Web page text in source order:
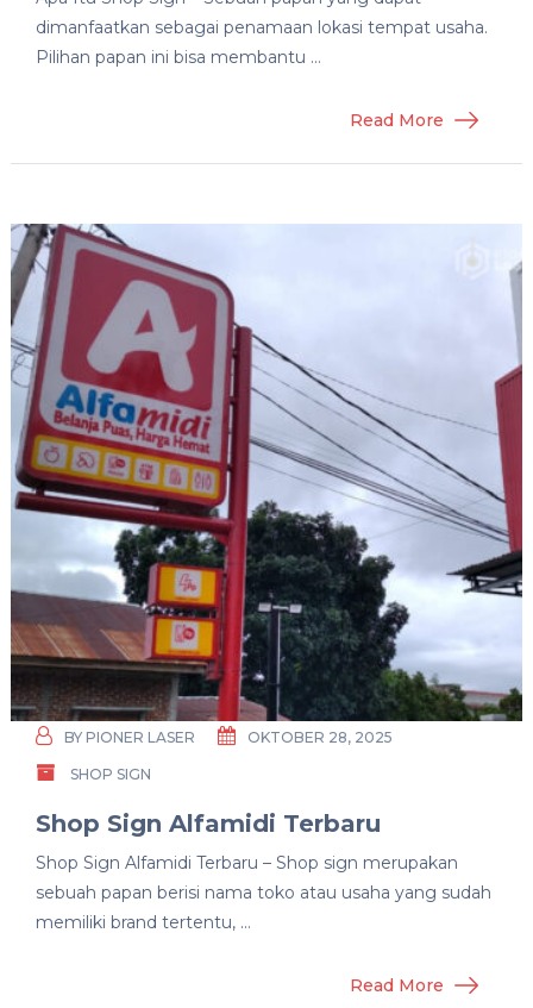
dimanfaatkan sebagai penamaan lokasi tempat usaha.
Pilihan papan ini bisa membantu …
Read More
BY PIONER LASER OKTOBER 28, 2025
SHOP SIGN
Shop Sign Alfamidi Terbaru
Shop Sign Alfamidi Terbaru – Shop sign merupakan
sebuah papan berisi nama toko atau usaha yang sudah
memiliki brand tertentu, …
Read More